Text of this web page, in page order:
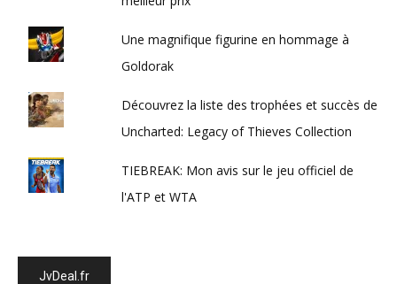
Une magnifique figurine en hommage à
Goldorak
Découvrez la liste des trophées et succès de
Uncharted: Legacy of Thieves Collection
TIEBREAK: Mon avis sur le jeu officiel de
l'ATP et WTA
JvDeal.fr